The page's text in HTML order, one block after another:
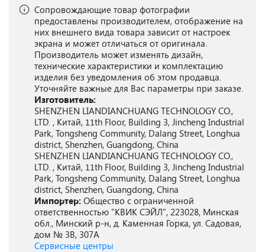
Сопровождающие товар фотографии
предоставлены производителем, отображение на
них внешнего вида товара зависит от настроек
экрана и может отличаться от оригинала.
Производитель может изменять дизайн,
технические характеристики и комплектацию
изделия без уведомления об этом продавца.
Уточняйте важные для Вас параметры при заказе.
Изготовитель:
SHENZHEN LIANDIANCHUANG TECHNOLOGY CO.,
LTD. , Китай, 11th Floor, Building 3, Jincheng Industrial
Park, Tongsheng Community, Dalang Street, Longhua
district, Shenzhen, Guangdong, China
SHENZHEN LIANDIANCHUANG TECHNOLOGY CO.,
LTD. , Китай, 11th Floor, Building 3, Jincheng Industrial
Park, Tongsheng Community, Dalang Street, Longhua
district, Shenzhen, Guangdong, China
Импортер: Общество с ограниченной
ответственностью "КВИК СЭЙЛ", 223028, Минская
обл., Минский р-н, д. Каменная Горка, ул. Садовая,
дом № 3В, 307А
Сервисные центры